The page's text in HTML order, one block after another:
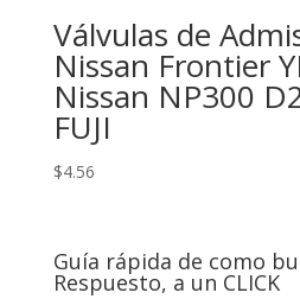
Válvulas de
Nissan Frontier
Nissan NP300
FUJI
$4.56
Guía rápida de como
Respuesto, a un CLICK